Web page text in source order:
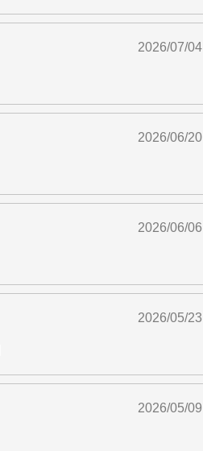
2026/07/04
2026/06/20
2026/06/06
2026/05/23
2026/05/09